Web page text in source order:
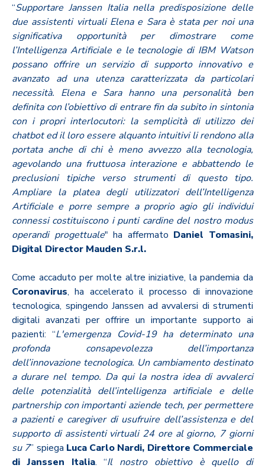
“Supportare Janssen Italia nella predisposizione delle
due assistenti virtuali Elena e Sara è stata per noi una
significativa opportunità per dimostrare come
l’Intelligenza Artificiale e le tecnologie di IBM Watson
possano offrire un servizio di supporto innovativo e
avanzato ad una utenza caratterizzata da particolari
necessità. Elena e Sara hanno una personalità ben
definita con l’obiettivo di entrare fin da subito in sintonia
con i propri interlocutori: la semplicità di utilizzo dei
chatbot ed il loro essere alquanto intuitivi li rendono alla
portata anche di chi è meno avvezzo alla tecnologia,
agevolando una fruttuosa interazione e abbattendo le
preclusioni tipiche verso strumenti di questo tipo.
Ampliare la platea degli utilizzatori dell’Intelligenza
Artificiale e porre sempre a proprio agio gli individui
connessi costituiscono i punti cardine del nostro modus
operandi progettuale" ha affermato Daniel Tomasini,
Digital Director Mauden S.r.l.
Come accaduto per molte altre iniziative, la pandemia da
Coronavirus, ha accelerato il processo di innovazione
tecnologica, spingendo Janssen ad avvalersi di strumenti
digitali avanzati per offrire un importante supporto ai
pazienti: “L'emergenza Covid-19 ha determinato una
profonda consapevolezza dell’importanza
dell’innovazione tecnologica. Un cambiamento destinato
a durare nel tempo. Da qui la nostra idea di avvalerci
delle potenzialità dell’intelligenza artificiale e delle
partnership con importanti aziende tech, per permettere
a pazienti e caregiver di usufruire dell’assistenza e del
supporto di assistenti virtuali 24 ore al giorno, 7 giorni
su 7” spiega Luca Carlo Nardi, Direttore Commerciale
di Janssen Italia. “Il nostro obiettivo è quello di